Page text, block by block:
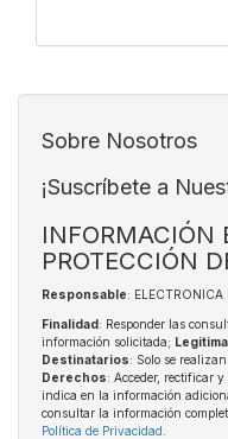
Sobre Nosotros
¡Suscríbete a
INFORMACIÓN
PROTECCIÓN
Responsable: ELECTRONICA
Finalidad: Responder las
información solicitada;
Destinatarios: Solo se
Derechos: Acceder, rectificar y
indica en la información
consultar la información
Política de Privacidad